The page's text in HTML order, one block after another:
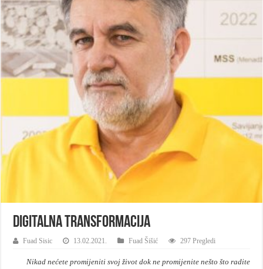
Digitalna transformacija
Fuad Sisic 13.02.2021. Fuad Šišić 297 Pregledi
Nikad nećete promijeniti svoj život dok ne promijenite nešto što radite